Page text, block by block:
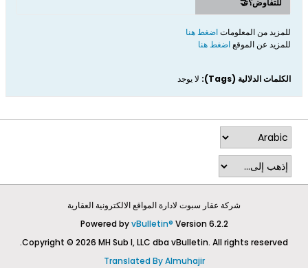
للتفاوض؟🤝
للمزيد من المعلومات اضغط هنا
للمزيد عن الموقع اضغط هنا
الكلمات الدلالية (Tags): لا يوجد
شركة عقار سبوت لادارة المواقع الالكترونية العقارية
Powered byvBulletin® Version 6.2.2
Copyright © 2026 MH Sub I, LLC dba vBulletin. All rights reserved.
Translated By Almuhajir